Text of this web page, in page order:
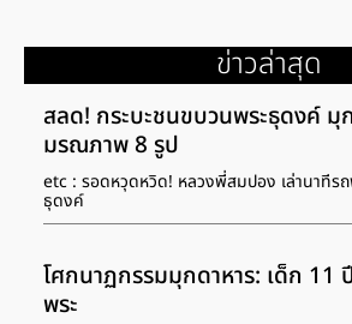
หุ้นนิเคอิในภาคบ่าย ก็ปรับตัวลดลงต่อเนื่อง ที่
ลดลง 396.81 จุด หรือ -1.02% โดยหุ้นกลุ่มที่
คือกลุ่มเครื่องใช้ไฟฟ้า และกลุ่มเภสัชกรรม
ข่าวล่าสุด
สลด! กระบะชนขบวนพระธุดงค์ มุ
มรณภาพ 8 รูป
etc : รอดหวุดหวิด! หลวงพี่สมปอง เล่านาทีร
ธุดงค์
โศกนาฏกรรมมุกดาหาร: เด็ก 11
พระ